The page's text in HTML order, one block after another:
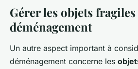
Gérer les objets
déménagement
Un autre aspect important à
déménagement concerne les